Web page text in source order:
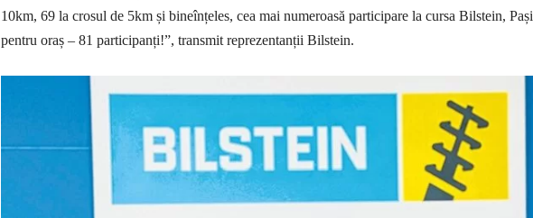
10km, 69 la crosul de 5km și bineînțeles, cea mai numeroasă participare la cursa Bilstein, Pași
pentru oraș – 81 participanți!”, transmit reprezentanții Bilstein.